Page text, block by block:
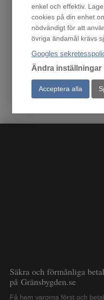
enkel och effektiv.
cookies på din enhet
nödvändigt för att
övriga ändamål krävs
Googles
Ändra inställningar
Acceptera alla
Fåtal i lager!
795 :-
Köp
Säkra och förmånliga
på Gränsbygden.se
Få hem varorna först och